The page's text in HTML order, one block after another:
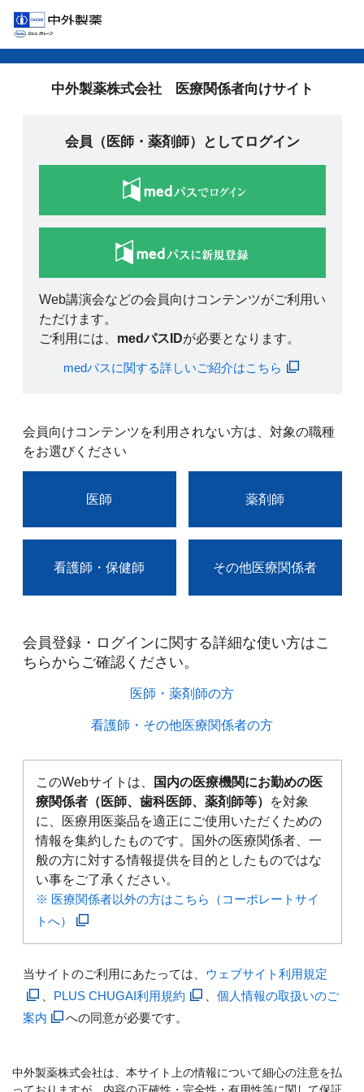
中外製薬株式会社 医療関係者向けサイト
会員（医師・薬剤師）としてログイン
Web講演会などの会員向けコンテンツがご利用い
ただけます。
ご利用には、 medパスIDが必要となります。
medパスに関する詳しいご紹介はこちら
会員向けコンテンツを利用されない方は、対象の職種
をお選びください
医師 薬剤師
看護師・保健師 その他医療関係者
会員登録・ログインに関する詳細な使い方はこ
ちらからご確認ください。​
医師・薬剤師の方​
看護師・その他医療関係者の方​
このWebサイトは、
国内の医療機関にお勤めの医
療関係者（医師、歯科医師、薬剤師等）
を対象
に、医療用医薬品を適正にご使用いただくための
情報を集約したものです。国外の医療関係者、一
般の方に対する情報提供を目的としたものではな
い事をご了承ください。
※ 医療関係者以外の方はこちら（コーポレートサイ
トへ）
当サイトのご利用にあたっては、 ウェブサイト利用規定
PLUS CHUGAI利用規約
個人情報の取扱いのご
案内
への同意が必要です。
中外製薬株式会社は、本サイト上の情報について細心の注意を払
っておりますが、内容の正確性・完全性・有用性等に関して保証